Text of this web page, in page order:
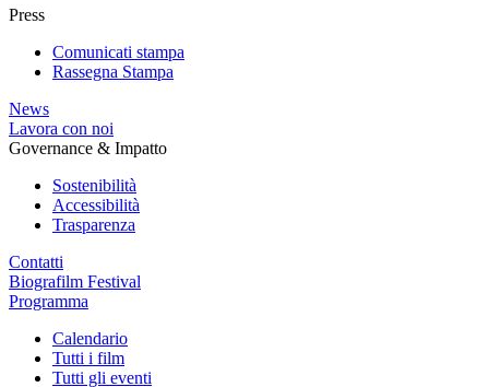
Press
Comunicati stampa
Rassegna Stampa
News
Lavora con noi
Governance & Impatto
Sostenibilità
Accessibilità
Trasparenza
Contatti
Biografilm Festival
Programma
Calendario
Tutti i film
Tutti gli eventi